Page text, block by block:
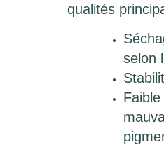
qualités
selon